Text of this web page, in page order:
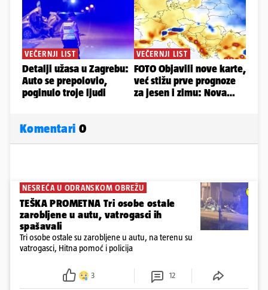
Komentari 0
NESREĆA U ODRANSKOM OBREŽU
TEŠKA PROMETNA Tri osobe ostale
zarobljene u autu, vatrogasci ih
spašavali
Tri osobe ostale su zarobljene u autu, na terenu su
vatrogasci, Hitna pomoć i policija
3 12